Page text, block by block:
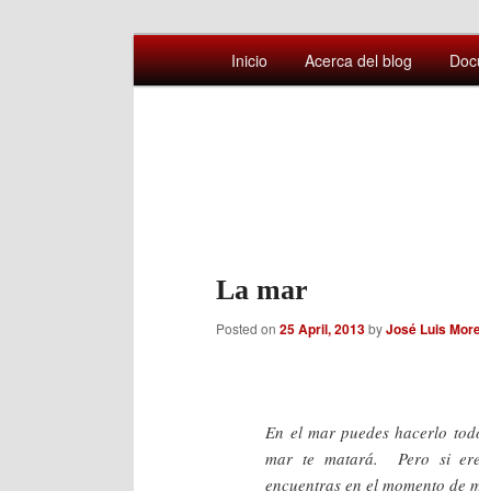
Comentarios sobre aspectos
Main
menu
Skip
Skip
Inicio Acerca del blog
La mar
Posted on25 April, 2013byJosé Luis
En el mar puedes hacerlo
mar te matará. Pero si
encuentras en el momento de